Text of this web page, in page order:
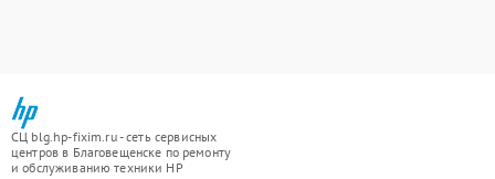
СЦ blg.hp-fixim.ru - сеть сервисных
центров в Благовещенске по ремонту
и обслуживанию техники HP